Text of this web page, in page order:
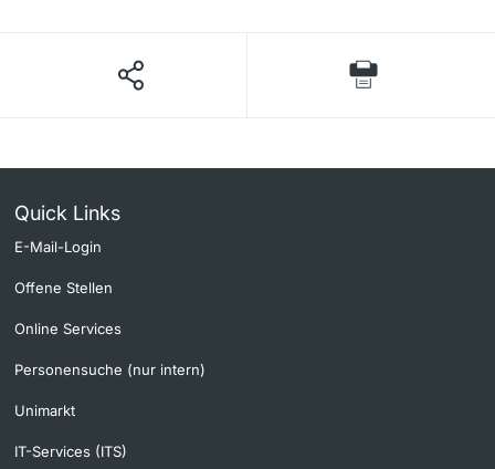
Quick Links
E-Mail-Login
Offene Stellen
Online Services
Personensuche (nur intern)
Unimarkt
IT-Services (ITS)